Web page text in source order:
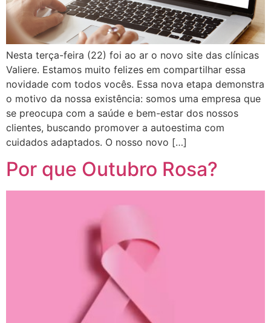
Nesta terça-feira (22) foi ao ar o novo site das clínicas
Valiere. Estamos muito felizes em compartilhar essa
novidade com todos vocês. Essa nova etapa demonstra
o motivo da nossa existência: somos uma empresa que
se preocupa com a saúde e bem-estar dos nossos
clientes, buscando promover a autoestima com
cuidados adaptados. O nosso novo […]
Por que Outubro Rosa?